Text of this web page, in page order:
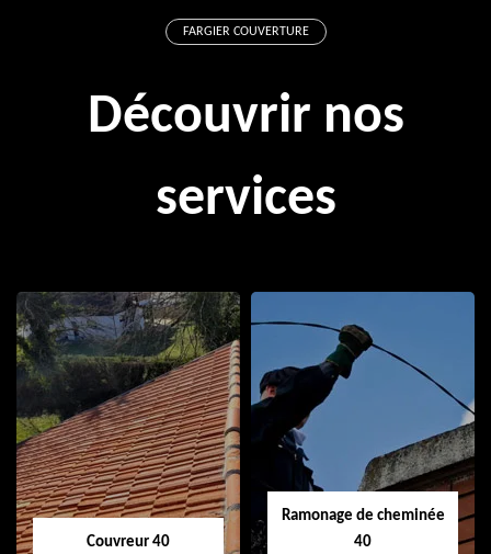
FARGIER COUVERTURE
Découvrir nos
services
Couvreur 40
Ramonage de cheminée
40